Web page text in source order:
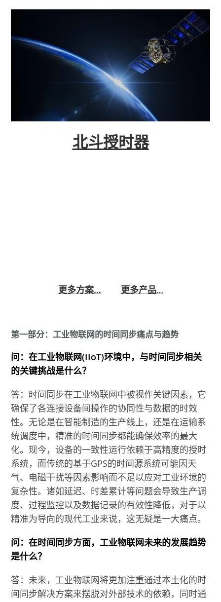
北斗授时器
更多方案…
更多产品…
第一部分：工业物联网的时间同步痛点与趋势
问：在工业物联网(IIoT)环境中，与时间同步相关
的关键挑战是什么？
答：时间同步在工业物联网中被视作关键因素，它
确保了各连接设备间操作的协同性与数据的时效
性。无论是在智能制造的生产线上，还是在运输系
统调度中，精准的时间同步都能确保效率的最大
化。现今，设备的一致性运行依赖于高精度的授时
系统，而传统的基于GPS的时间源系统可能因天
气、电磁干扰等因素影响而不足以应对工业环境的
复杂性。诸如延迟、时差累计等问题会导致生产调
度、过程监控以及数据记录的有效性降低，对于以
精准为导向的现代工业来说，这无疑是一大痛点。
问：在时间同步方面，工业物联网未来的发展趋势
是什么？
答：未来，工业物联网将更加注重通过本土化的时
间同步解决方案来摆脱对外部技术的依赖，同时通